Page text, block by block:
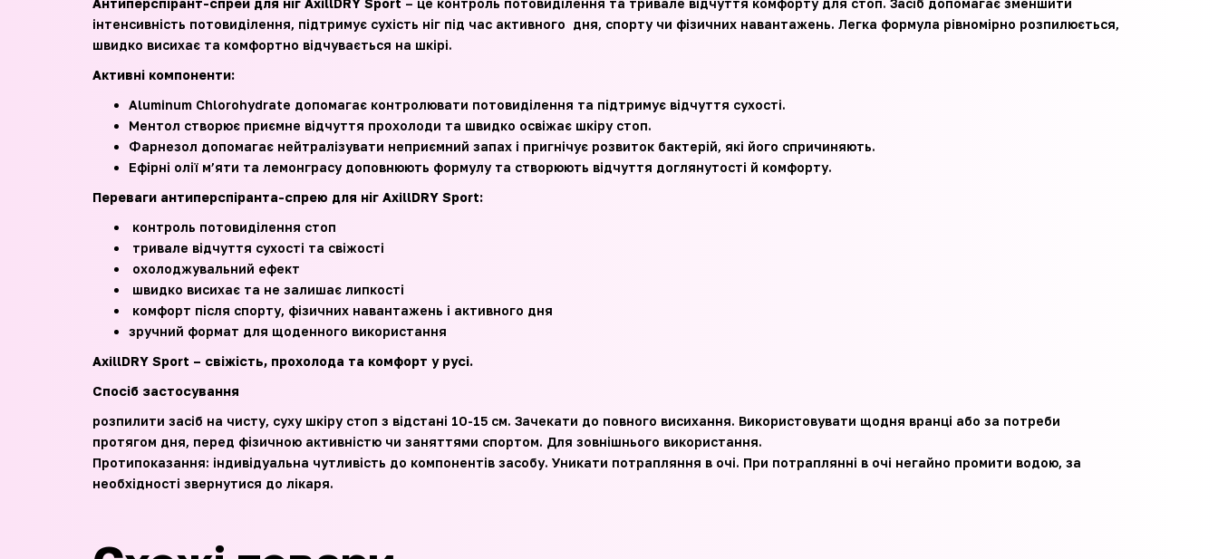
Антиперспірант-спрей для ніг AxillDRY Sport – це контроль потовиділення та тривале відчуття комфорту для стоп. Засіб допомагає зменшити
інтенсивність потовиділення, підтримує сухість ніг під час активного дня, спорту чи фізичних навантажень. Легка формула рівномірно розпилюється,
швидко висихає та комфортно відчувається на шкірі.
Активні компоненти:
Aluminum Chlorohydrate допомагає контролювати потовиділення та підтримує відчуття сухості.
Ментол створює приємне відчуття прохолоди та швидко освіжає шкіру стоп.
Фарнезол допомагає нейтралізувати неприємний запах і пригнічує розвиток бактерій, які його спричиняють.
Ефірні олії м’яти та лемонграсу доповнюють формулу та створюють відчуття доглянутості й комфорту.
Переваги антиперспіранта-спрею для ніг AxillDRY Sport:
контроль потовиділення стоп
тривале відчуття сухості та свіжості
охолоджувальний ефект
швидко висихає та не залишає липкості
комфорт після спорту, фізичних навантажень і активного дня
зручний формат для щоденного використання
AxillDRY Sport – свіжість, прохолода та комфорт у русі.
Спосіб застосування
розпилити засіб на чисту, суху шкіру стоп з відстані 10-15 см. Зачекати до повного висихання. Використовувати щодня вранці або за потреби
протягом дня, перед фізичною активністю чи заняттями спортом. Для зовнішнього використання.
Протипоказання: індивідуальна чутливість до компонентів засобу. Уникати потрапляння в очі. При потраплянні в очі негайно промити водою, за
необхідності звернутися до лікаря.